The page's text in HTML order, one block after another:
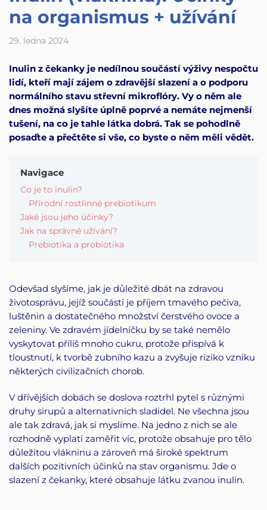
na organismus + užívání
29. ledna 2024
Inulin z čekanky je nedílnou součástí výživy nespočtu
lidí, kteří mají zájem o zdravější slazení a o podporu
normálního stavu střevní mikroflóry. Vy o něm ale
dnes možná slyšíte úplně poprvé a nemáte nejmenší
tušení, na co je tahle látka dobrá. Tak se pohodlně
posaďte a přečtěte si vše, co byste o něm měli vědět.
Navigace
Co je to inulin?
Přírodní rostlinné prebiotikum
Jaké jsou jeho účinky?
Jak na správné užívání?
Prebiotika a probiotika
Odevšad slyšíme, jak je důležité dbát na zdravou
životosprávu, jejíž součástí je příjem tmavého pečiva,
luštěnin a dostatečného množství čerstvého ovoce a
zeleniny. Ve zdravém jídelníčku by se také nemělo
vyskytovat příliš mnoho cukru, protože přispívá k
tloustnutí, k tvorbě zubního kazu a zvyšuje riziko vzniku
některých civilizačních chorob.
V dřívějších dobách se doslova roztrhl pytel s různými
druhy sirupů a alternativních sladidel. Ne všechna jsou
ale tak zdravá, jak si myslíme. Na jedno z nich se ale
rozhodně vyplatí zaměřit víc, protože obsahuje pro tělo
důležitou vlákninu a zároveň má široké spektrum
dalších pozitivních účinků na stav organismu. Jde o
slazení z čekanky, které obsahuje látku zvanou inulin.